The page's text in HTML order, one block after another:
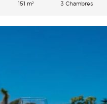
151 m² 3 Chambres